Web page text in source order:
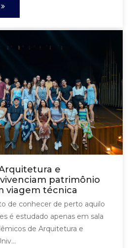
e
patrimônio
viagem técnica
de conhecer de perto aquilo
é estudado apenas em sala
de Arquitetura e